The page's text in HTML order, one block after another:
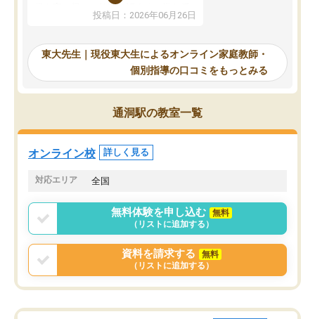
供も家に帰って勉強の話すると嫌な反
応を示します。東大先生にお願いして
れるので、親としても安心です。毎日
使える自習室とかもあり、わからない
ところがあれば先生が回答してくれる
のも重宝しています。
投稿日：2026年06月26日
自習室が毎日使えていつ
るのが心強かったよう
謝です。
東大先生｜現役東大生によるオンライン家庭教師・
個別指導の口コミをもっとみる
通洞駅の教室一覧
オンライン校 詳しく見る
対応エリア 全国
無料体験を申し込む
無料
（リストに追加する）
資料を請求する
無料
（リストに追加する）